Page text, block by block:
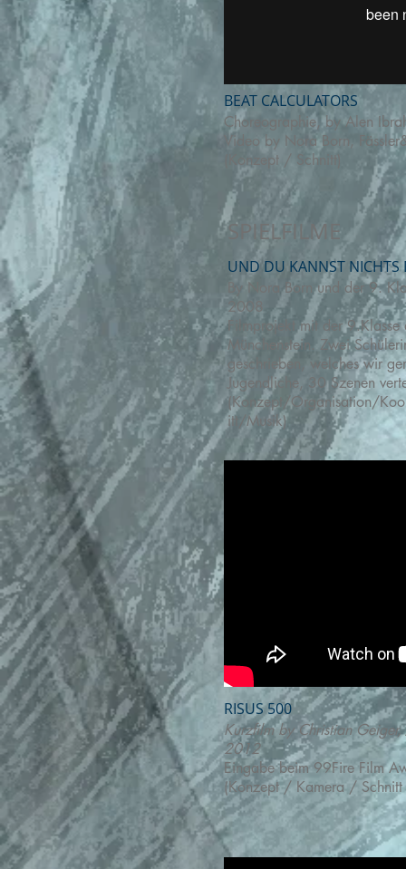
BEAT CALCULATORS
Choreographie, by Alen
Video by Nora Born,
(Konzept / Schnitt)
SPIELFILME
UND DU KANNST NICHTS
By Nora Born und der 9.
2008
Filmprojekt mit der 9.Klasse
Münchenstein. Zwei
geschrieben, welches wir
Jugendliche, 30 Szenen
(Konzept/Organisation/
itt/Musik)
RISUS 500
Kurzfilm by Christian
2012
Eingabe beim 99Fire Film
(Konzept / Kamera /